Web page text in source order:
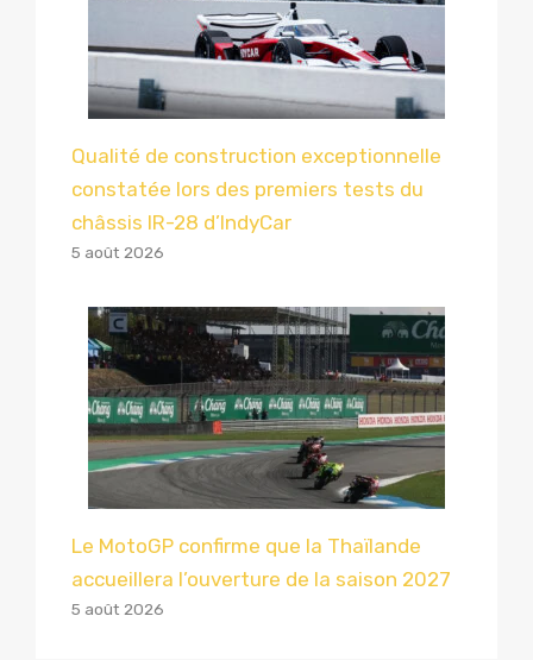
Qualité de construction exceptionnelle
constatée lors des premiers tests du
châssis IR-28 d’IndyCar
5 août 2026
Le MotoGP confirme que la Thaïlande
accueillera l’ouverture de la saison 2027
5 août 2026